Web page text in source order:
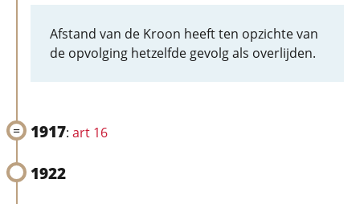
Afstand van de Kroon heeft ten opzichte van
de opvolging hetzelfde gevolg als overlijden.
1917: art 16
1922